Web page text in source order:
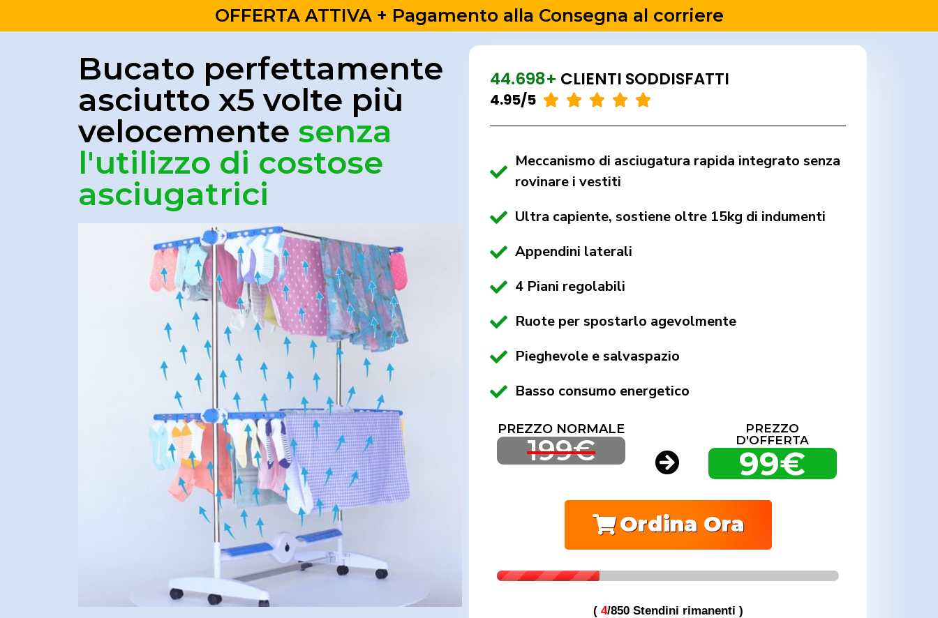
OFFERTA ATTIVA + Pagamento alla Consegna al corriere
Bucato perfettamente
asciutto x5 volte più
velocemente senza
l'utilizzo di costose
asciugatrici
44.698+ CLIENTI SODDISFATTI
4.95/5     
Meccanismo di asciugatura rapida integrato senza
rovinare i vestiti
Ultra capiente, sostiene oltre 15kg di indumenti
Appendini laterali
4 Piani regolabili
Ruote per spostarlo agevolmente
Pieghevole e salvaspazio
Basso consumo energetico
PREZZO NORMALE
199€
PREZZO
D'OFFERTA
99€
Ordina Ora
( 4/850 Stendini rimanenti )